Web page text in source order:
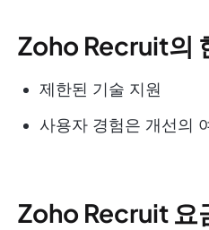
Zoho Recruit의
제한된 기술 지원
사용자 경험은 개선의
Zoho Recruit 요